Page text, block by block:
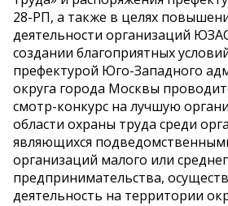
28-РП, а также в целях
деятельности организаций
создании благоприятных
префектурой Юго-Западного
округа города Москвы
смотр-конкурс на лучшую
области охраны труда среди
являющихся
организаций малого или
предпринимательства,
деятельность на территории